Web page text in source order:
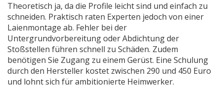
Theoretisch ja, da die Profile leicht sind und einfach zu
schneiden. Praktisch raten Experten jedoch von einer
Laienmontage ab. Fehler bei der
Untergrundvorbereitung oder Abdichtung der
Stoßstellen führen schnell zu Schäden. Zudem
benötigen Sie Zugang zu einem Gerüst. Eine Schulung
durch den Hersteller kostet zwischen 290 und 450 Euro
und lohnt sich für ambitionierte Heimwerker.